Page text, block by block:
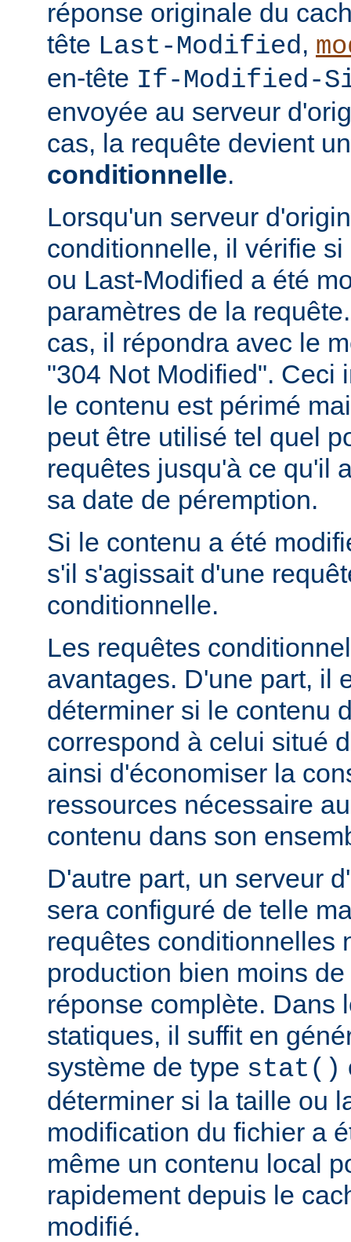
réponse originale du
tête Last-Modified,
en-tête If-Modified-
envoyée au serveur
cas, la requête devient
conditionnelle.
Lorsqu'un serveur
conditionnelle, il vérifie
ou Last-Modified a été
paramètres de la
cas, il répondra avec le
"304 Not Modified". Ceci
le contenu est périmé
peut être utilisé tel quel
requêtes jusqu'à ce qu'il
sa date de péremption.
Si le contenu a été
s'il s'agissait d'une
conditionnelle.
Les requêtes
avantages. D'une part, il
déterminer si le contenu
correspond à celui situé
ainsi d'économiser la
ressources nécessaire
contenu dans son
D'autre part, un serveur
sera configuré de telle
requêtes conditionnelles
production bien moins
réponse complète. Dans
statiques, il suffit en
système de type stat()
déterminer si la taille ou
modification du fichier a
même un contenu local
rapidement depuis le
modifié.